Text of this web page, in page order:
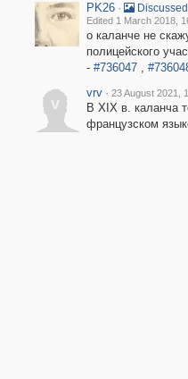
PK26 ·
Edited 1 March 2018,
о каланче не
полицейского
- #736047,
v
vrv · 23 August 2021,
В XIX в. каланча
французском